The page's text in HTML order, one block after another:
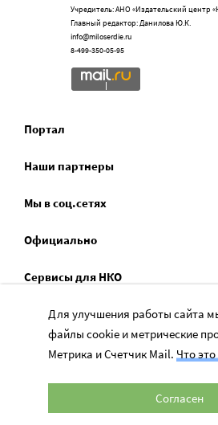
Учредитель: АНО «Издательский центр
Главный редактор: Данилова Ю.К.
info@miloserdie.ru
8-499-350-05-95
Портал
Наши партнеры
Мы в соц.сетях
Официально
Сервисы для НКО
Спецпроекты
Социальное служение
Для улучшения работы сайта
файлы cookie и метрические
Метрика и Счетчик Mail. Что
Согласен